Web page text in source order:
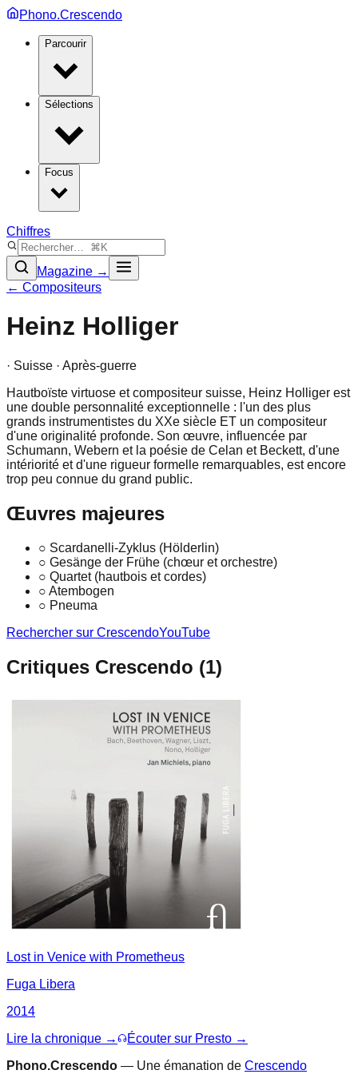
Phono.Crescendo
Parcourir
Sélections
Focus
Chiffres
Magazine →
← Compositeurs
Heinz Holliger
· Suisse · Après-guerre
Hautboïste virtuose et compositeur suisse, Heinz Holliger est
une double personnalité exceptionnelle : l'un des plus
grands instrumentistes du XXe siècle ET un compositeur
d'une originalité profonde. Son œuvre, influencée par
Schumann, Webern et la poésie de Celan et Beckett, d'une
intériorité et d'une rigueur formelle remarquables, est encore
trop peu connue du grand public.
Œuvres majeures
○ Scardanelli-Zyklus (Hölderlin)
○ Gesänge der Frühe (chœur et orchestre)
○ Quartet (hautbois et cordes)
○ Atembogen
○ Pneuma
Rechercher sur CrescendoYouTube
Critiques Crescendo (1)
Lost in Venice with Prometheus
Fuga Libera
2014
Lire la chronique →
Écouter sur Presto →
Phono.Crescendo — Une émanation de Crescendo